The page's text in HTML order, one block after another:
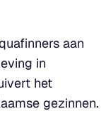
aan
in
het
gezinnen.